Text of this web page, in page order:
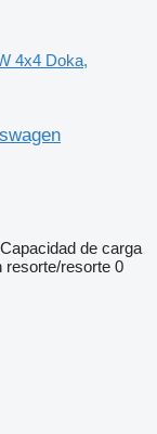
4x4 Doka,
Capacidad de carga
resorte/resorte 0